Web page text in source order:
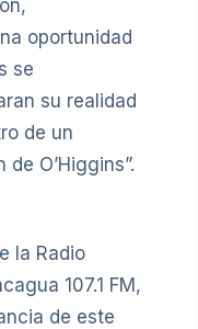
oportunidad
se
su realidad
de un
O’Higgins”.
la Radio
107.1 FM,
de este